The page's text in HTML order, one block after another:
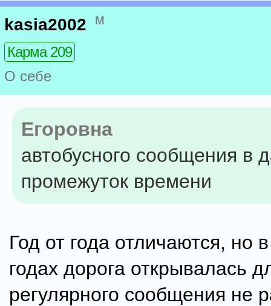
kasia2002 м
Карма 209
О себе
Егоровна
автобусного сообщения в
промежуток времени
Год от года отличаются, но
годах дорога открывалась
регулярного сообщения не